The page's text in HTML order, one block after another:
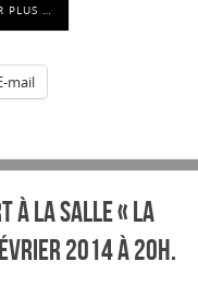
PLUS …
mail
à la salle « La
2014 à 20h.